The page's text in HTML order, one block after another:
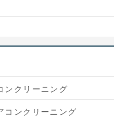
ンクリーニング
コンクリーニング